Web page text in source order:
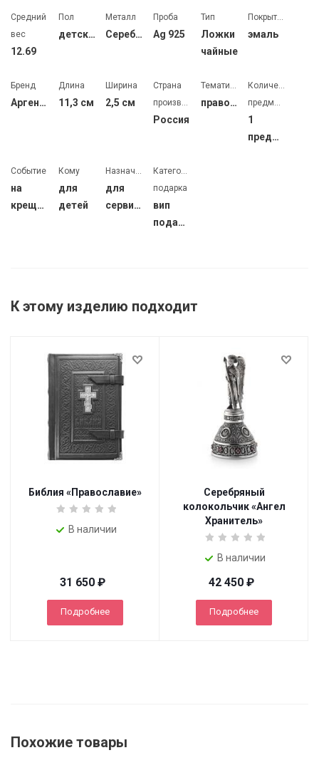
Средний
вес
12.69
Пол
детский
Металл
Серебро
Проба
Ag 925
Тип
Ложки
чайные
Покрытие
эмаль
Бренд
Аргента
Длина
11,3 см
Ширина
2,5 см
Страна
производства
Россия
Тематика
православная
Количество
предметов
1
предмет
Событие
на
крещение
Кому
для
детей
Назначение
для
сервировки
Категория
подарка
вип
подарок
К этому изделию подходит
Библия «Православие»
В наличии
31 650 ₽
Подробнее
Серебряный
колокольчик «Ангел
Хранитель»
В наличии
42 450 ₽
Подробнее
Похожие товары